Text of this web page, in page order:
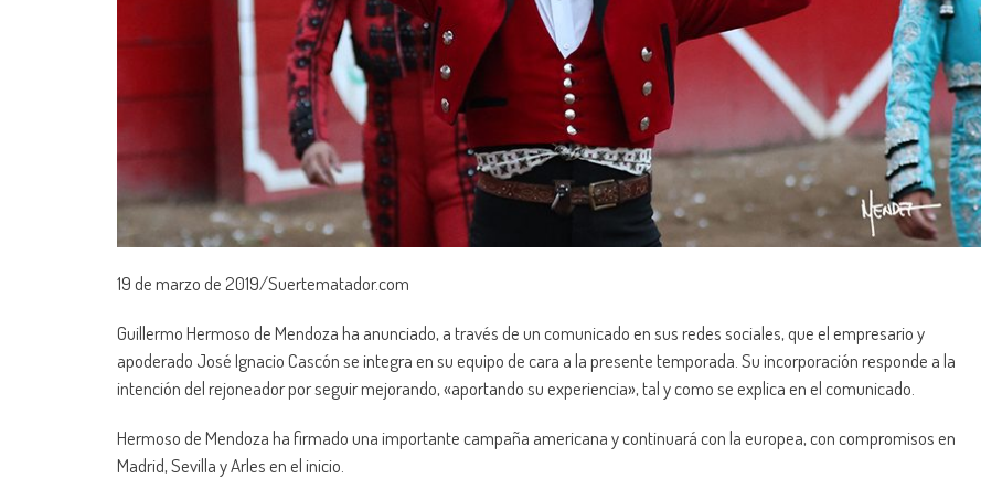
19 de marzo de 2019/Suertematador.com
Guillermo Hermoso de Mendoza ha anunciado, a través de un comunicado en sus redes sociales, que el empresario y
apoderado José Ignacio Cascón se integra en su equipo de cara a la presente temporada. Su incorporación responde a la
intención del rejoneador por seguir mejorando, «aportando su experiencia», tal y como se explica en el comunicado.
Hermoso de Mendoza ha firmado una importante campaña americana y continuará con la europea, con compromisos en
Madrid, Sevilla y Arles en el inicio.